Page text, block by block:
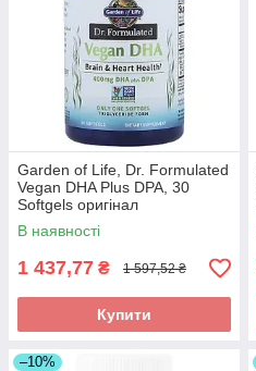
Garden of Life, Dr. Formulated
Vegan DHA Plus DPA, 30
Softgels оригінал
В наявності
1 437,77 ₴ 1 597,52 ₴
Купити
–10%